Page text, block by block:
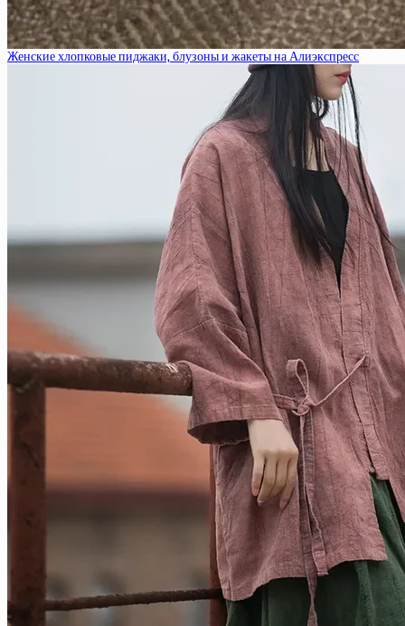
Женские хлопковые пиджаки, блузоны и жакеты на Алиэкспресс